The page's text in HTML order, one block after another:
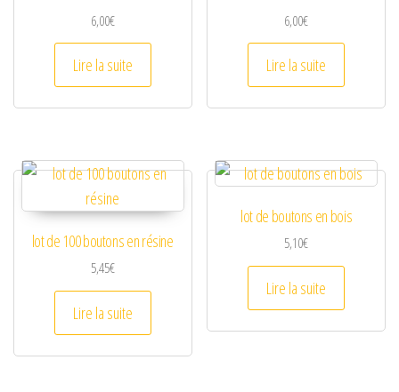
6,00€
Lire la suite
6,00€
Lire la suite
lot de 100 boutons en résine
5,45€
Lire la suite
lot de boutons en bois
5,10€
Lire la suite